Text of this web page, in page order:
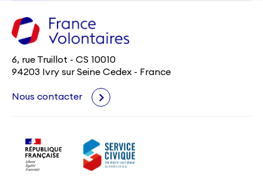
6, rue Truillot - CS 10010
94203 Ivry sur Seine Cedex - France
Nous contacter